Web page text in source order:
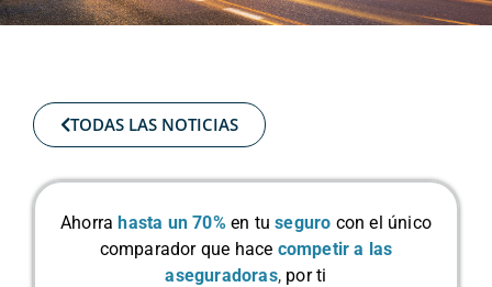
TODAS LAS NOTICIAS
Ahorra hasta un 70% en tuseguro con el único
comparador que hace competir a las
aseguradoras, por ti